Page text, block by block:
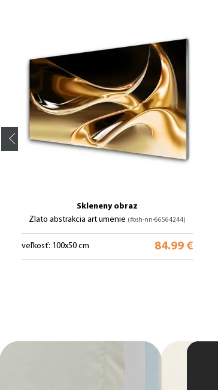
Skleneny obraz
Zlato abstrakcia art umenie (#osh-nn-66564244)
veľkosť: 100x50 cm 84.99 €